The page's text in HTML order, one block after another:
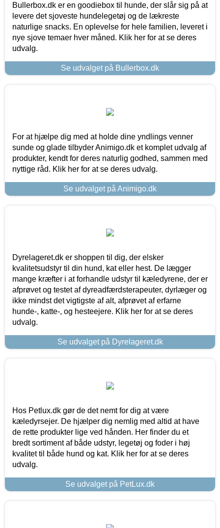
Bullerbox.dk er en goodiebox til hunde, der slår sig på at
levere det sjoveste hundelegetøj og de lækreste
naturlige snacks. En oplevelse for hele familien, leveret i
nye sjove temaer hver måned. Klik her for at se deres
udvalg.
Se udvalget på Bullerbox.dk
For at hjælpe dig med at holde dine yndlings venner
sunde og glade tilbyder Animigo.dk et komplet udvalg af
produkter, kendt for deres naturlig godhed, sammen med
nyttige råd. Klik her for at se deres udvalg.
Se udvalget på Animigo.dk
Dyrelageret.dk er shoppen til dig, der elsker
kvalitetsudstyr til din hund, kat eller hest. De lægger
mange kræfter i at forhandle udstyr til kæledyrene, der er
afprøvet og testet af dyreadfærdsterapeuter, dyrlæger og
ikke mindst det vigtigste af alt, afprøvet af erfarne
hunde-, katte-, og hesteejere. Klik her for at se deres
udvalg.
Se udvalget på Dyrelageret.dk
Hos Petlux.dk gør de det nemt for dig at være
kæledyrsejer. De hjælper dig nemlig med altid at have
de rette produkter lige ved hånden. Her finder du et
bredt sortiment af både udstyr, legetøj og foder i høj
kvalitet til både hund og kat. Klik her for at se deres
udvalg.
Se udvalget på PetLux.dk